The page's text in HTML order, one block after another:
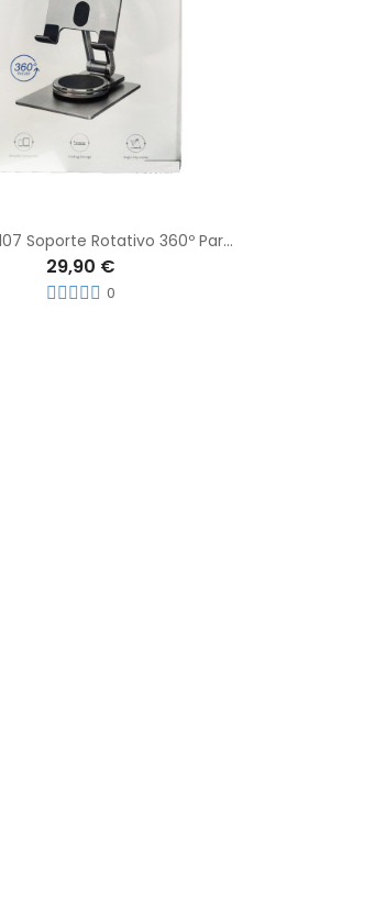
WIWU ZM107 Soporte Rotativo 360º Para Móviles y Tablets con Ángulo Ajustable
29,90 €
0